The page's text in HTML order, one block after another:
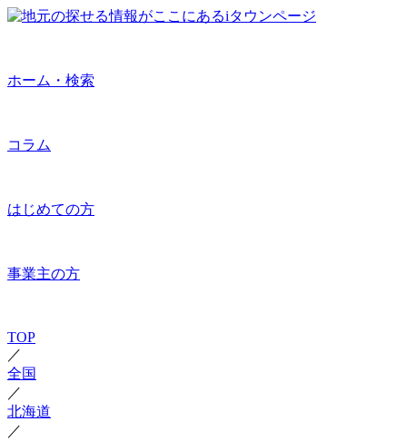
ホーム・検索
コラム
はじめての方
事業主の方
TOP
／
全国
／
北海道
／